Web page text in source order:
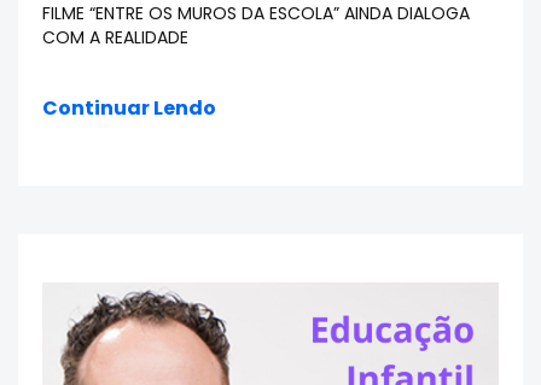
FILME “ENTRE OS MUROS DA ESCOLA” AINDA DIALOGA
COM A REALIDADE
Continuar Lendo